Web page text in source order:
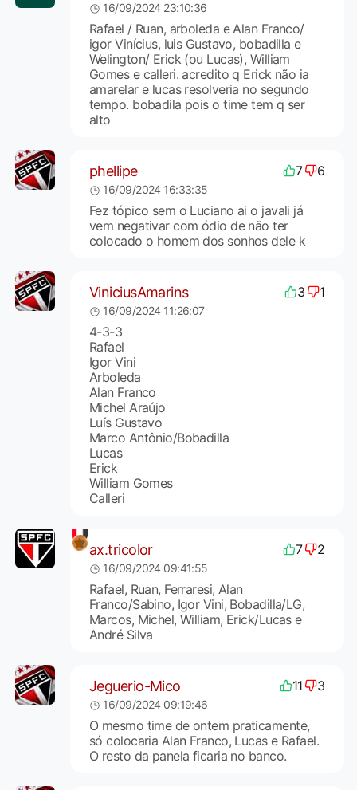
16/09/2024 23:10:36
Rafael / Ruan, arboleda e Alan Franco/
igor Vinícius, luis Gustavo, bobadilla e
Welington/ Erick (ou Lucas), William
Gomes e calleri. acredito q Erick não ia
amarelar e lucas resolveria no segundo
tempo. bobadila pois o time tem q ser
alto
phellipe 7 6
16/09/2024 16:33:35
Fez tópico sem o Luciano ai o javali já
vem negativar com ódio de não ter
colocado o homem dos sonhos dele k
ViniciusAmarins 3 1
16/09/2024 11:26:07
4-3-3
Rafael
Igor Vini
Arboleda
Alan Franco
Michel Araújo
Luís Gustavo
Marco Antônio/Bobadilla
Lucas
Erick
William Gomes
Calleri
ax.tricolor 7 2
16/09/2024 09:41:55
Rafael, Ruan, Ferraresi, Alan
Franco/Sabino, Igor Vini, Bobadilla/LG,
Marcos, Michel, William, Erick/Lucas e
André Silva
Jeguerio-Mico 11 3
16/09/2024 09:19:46
O mesmo time de ontem praticamente,
só colocaria Alan Franco, Lucas e Rafael.
O resto da panela ficaria no banco.